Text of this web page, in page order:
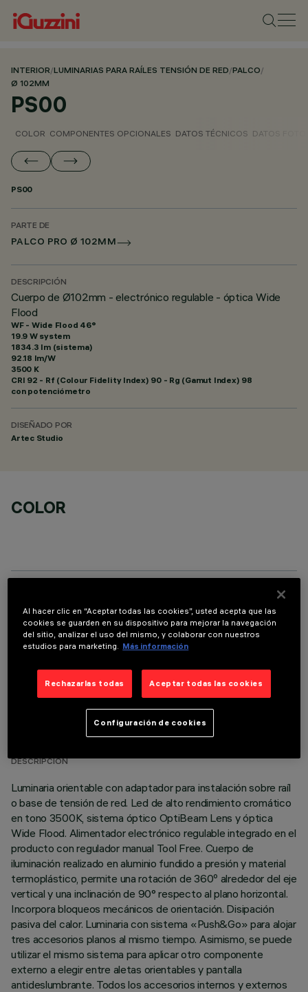
INTERIOR/LUMINARIAS PARA RAÍLES TENSIÓN DE RED/PALCO/
Ø 102MM
PS00
COLOR COMPONENTES OPCIONALES DATOS TÉCNICOS DATOS
PS00
PARTE DE
PALCO PRO Ø 102MM
DESCRIPCIÓN
Cuerpo de Ø102mm - electrónico regulable - óptica Wide
Flood
WF - Wide Flood 46°
19.9 W system
1834.3 lm (sistema)
92.18 lm/W
3500 K
CRI 92 - Rf (Colour Fidelity Index) 90 - Rg (Gamut Index) 98
con potenciómetro
DISEÑADO POR
Artec Studio
COLOR
COMPONENTES OPCIONALES
DATOS TÉCNICOS
ÚLTIMA ACTUALIZACIÓN: 05/08/2026
DESCRIPCIÓN
Luminaria orientable con adaptador para instalación sobre raíl
o base de tensión de red. Led de alto rendimiento cromático
en tono 3500K, sistema óptico OptiBeam Lens y óptica
Wide Flood. Alimentador electrónico regulable integrado en el
producto con regulador manual Tool Free. Cuerpo de
iluminación realizado en aluminio fundido a presión y material
termoplástico, permite una rotación de 360º alrededor del eje
vertical y una inclinación de 90° respecto al plano horizontal.
Incorpora bloqueos mecánicos de orientación. Disipación
pasiva del calor. Luminaria con sistema «Push&Go» para alojar
tres accesorios planos al mismo tiempo. Asimismo, se puede
utilizar el mismo sistema para aplicar otro componente
externo a elegir entre aletas orientables y pantalla
antideslumbrante. Todos los accesorios internos y externos
Al hacer clic en “Aceptar todas las cookies”, usted acepta que las
cookies se guarden en su dispositivo para mejorar la navegación
del sitio, analizar el uso del mismo, y colaborar con nuestros
estudios para marketing.
Más información
Rechazarlas todas Aceptar todas las cookies
Configuración de cookies